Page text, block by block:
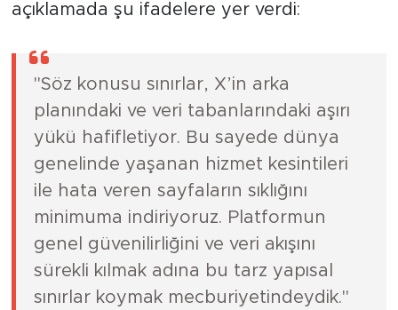
açıklamada şu ifadelere yer verdi:
"Söz konusu sınırlar, X’in arka
planındaki ve veri tabanlarındaki aşırı
yükü hafifletiyor. Bu sayede dünya
genelinde yaşanan hizmet kesintileri
ile hata veren sayfaların sıklığını
minimuma indiriyoruz. Platformun
genel güvenilirliğini ve veri akışını
sürekli kılmak adına bu tarz yapısal
sınırlar koymak mecburiyetindeydik."